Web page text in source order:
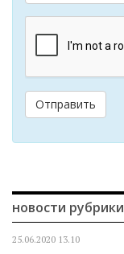
Отправить
новости рубрики
25.06.2020 13.10